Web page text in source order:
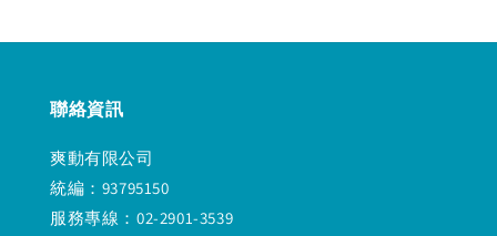
聯絡資訊
爽動有限公司
統編：93795150
服務專線：02-2901-3539